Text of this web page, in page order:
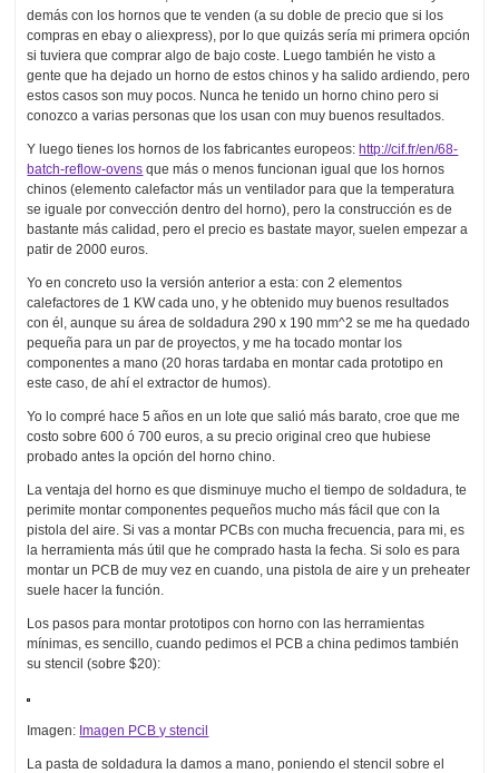
demás con los hornos que te venden (a su doble de precio que si los
compras en ebay o aliexpress), por lo que quizás sería mi primera opción
si tuviera que comprar algo de bajo coste. Luego también he visto a
gente que ha dejado un horno de estos chinos y ha salido ardiendo, pero
estos casos son muy pocos. Nunca he tenido un horno chino pero si
conozco a varias personas que los usan con muy buenos resultados.
Y luego tienes los hornos de los fabricantes europeos: http://cif.fr/en/68-
batch-reflow-ovens que más o menos funcionan igual que los hornos
chinos (elemento calefactor más un ventilador para que la temperatura
se iguale por convección dentro del horno), pero la construcción es de
bastante más calidad, pero el precio es bastate mayor, suelen empezar a
patir de 2000 euros.
Yo en concreto uso la versión anterior a esta: con 2 elementos
calefactores de 1 KW cada uno, y he obtenido muy buenos resultados
con él, aunque su área de soldadura 290 x 190 mm^2 se me ha quedado
pequeña para un par de proyectos, y me ha tocado montar los
componentes a mano (20 horas tardaba en montar cada prototipo en
este caso, de ahí el extractor de humos).
Yo lo compré hace 5 años en un lote que salió más barato, croe que me
costo sobre 600 ó 700 euros, a su precio original creo que hubiese
probado antes la opción del horno chino.
La ventaja del horno es que disminuye mucho el tiempo de soldadura, te
perimite montar componentes pequeños mucho más fácil que con la
pistola del aire. Si vas a montar PCBs con mucha frecuencia, para mi, es
la herramienta más útil que he comprado hasta la fecha. Si solo es para
montar un PCB de muy vez en cuando, una pistola de aire y un preheater
suele hacer la función.
Los pasos para montar prototipos con horno con las herramientas
mínimas, es sencillo, cuando pedimos el PCB a china pedimos también
su stencil (sobre $20):
Imagen: Imagen PCB y stencil
La pasta de soldadura la damos a mano, poniendo el stencil sobre el